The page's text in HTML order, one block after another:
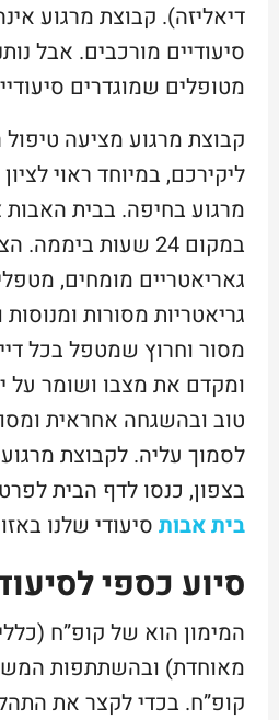
דיאליזה). קבוצת מרגוע
סיעודיים מורכבים. אבל
מטופלים שמוגדרים
קבוצת מרגוע מציעה
ליקירכם, במיוחד ראוי לציון
מרגוע בחיפה. בבית האבות
במקום 24 שעות
גאריאטריים מומחים,
גריאטריות מסורות ומנוסות
מסור וחרוץ שמטפל בכל
ומקדם את מצבו ושומר על
טוב ובהשגחה אחראית
לסמוך עליה. לקבוצת
בצפון, כנסו לדף הבית
בית אבות סיעודי שלנו
סיוע כספי
המימון הוא של קופ”ח
מאוחדת) ובהשתתפות
קופ”ח. בכדי לקצר את